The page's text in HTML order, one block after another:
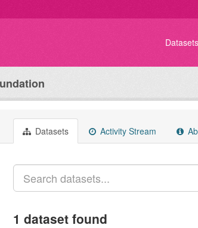
Datasets
Datasets Activity Stream
1 dataset found